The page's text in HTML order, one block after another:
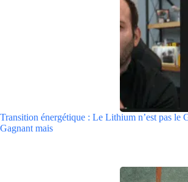
Transition énergétique : Le Lithium n’est pas le
Gagnant mais